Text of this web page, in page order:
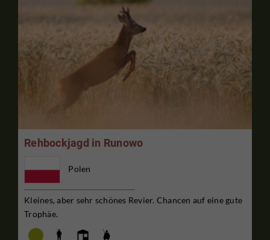
Rehbockjagd in Runowo
Polen
Kleines, aber sehr schönes Revier. Chancen auf eine gute
Trophäe.